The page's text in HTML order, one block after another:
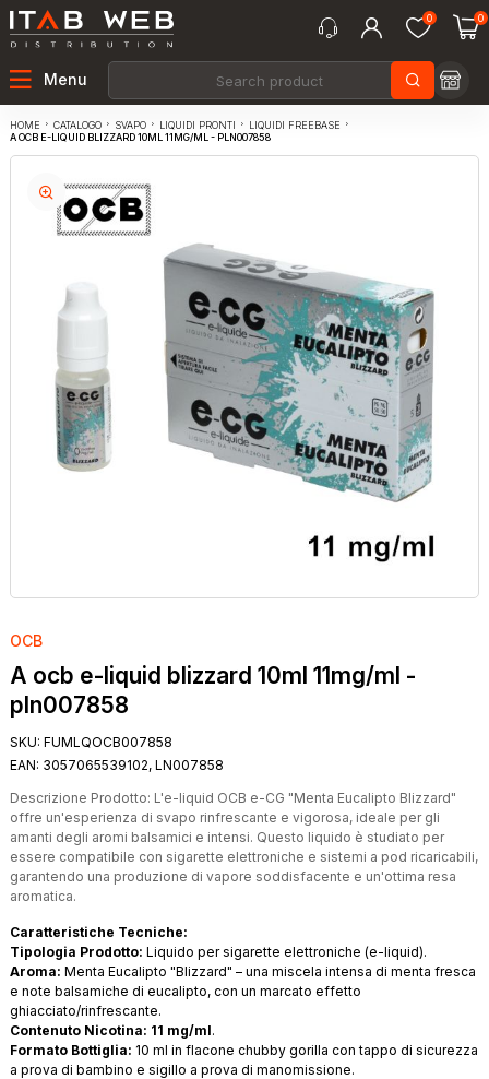
0 0
Menu
HOME CATALOGO SVAPO LIQUIDI PRONTI
LIQUIDI FREEBASE
A OCB E-LIQUID BLIZZARD 10ML 11MG/ML - PLN007858
OCB
A ocb e-liquid blizzard 10ml 11mg/ml -
pln007858
SKU: FUMLQOCB007858
EAN: 3057065539102, LN007858
Descrizione Prodotto: L'e-liquid OCB e-CG "Menta Eucalipto Blizzard"
offre un'esperienza di svapo rinfrescante e vigorosa, ideale per gli
amanti degli aromi balsamici e intensi. Questo liquido è studiato per
essere compatibile con sigarette elettroniche e sistemi a pod ricaricabili,
garantendo una produzione di vapore soddisfacente e un'ottima resa
aromatica.
Caratteristiche Tecniche:
Tipologia Prodotto: Liquido per sigarette elettroniche (e-liquid).
Aroma: Menta Eucalipto "Blizzard" – una miscela intensa di menta fresca
e note balsamiche di eucalipto, con un marcato effetto
ghiacciato/rinfrescante.
Contenuto Nicotina: 11 mg/ml.
Formato Bottiglia: 10 ml in flacone chubby gorilla con tappo di sicurezza
a prova di bambino e sigillo a prova di manomissione.